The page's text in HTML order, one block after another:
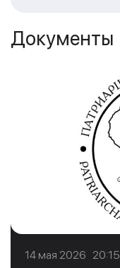
Документы
14 мая 2026 20:15